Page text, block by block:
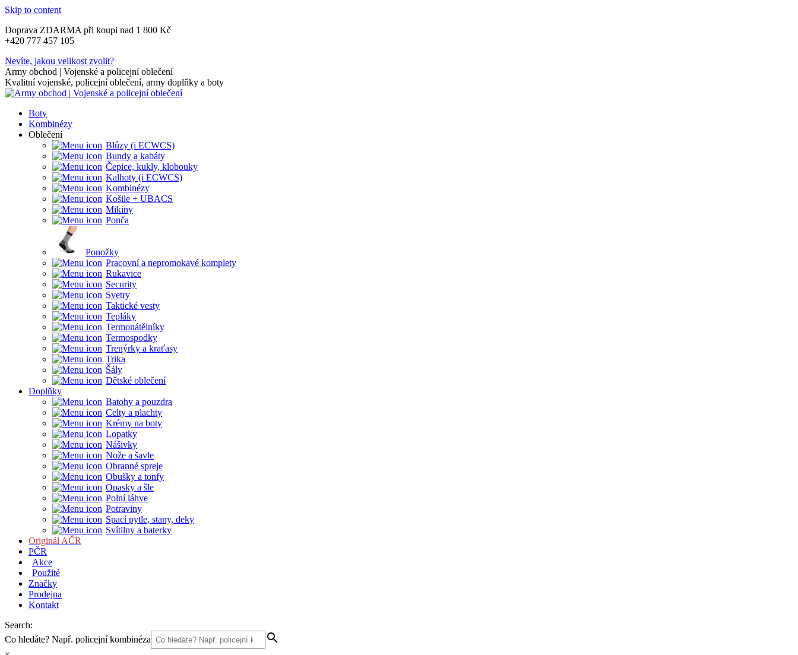
Skip to content
Doprava ZDARMA při koupi nad 1 800 Kč
+420 777 457 105
Nevíte, jakou velikost zvolit?
Army obchod | Vojenské a policejní oblečení
Kvalitní vojenské, policejní oblečení, army doplňky a boty
Boty
Kombinézy
Oblečení
Blůzy (i ECWCS)
Bundy a kabáty
Čepice, kukly, klobouky
Kalhoty (i ECWCS)
Kombinézy
Košile + UBACS
Mikiny
Ponča
Ponožky
Pracovní a nepromokavé komplety
Rukavice
Security
Svetry
Taktické vesty
Tepláky
Termonátělníky
Termospodky
Trenýrky a kraťasy
Trika
Šály
Dětské oblečení
Doplňky
Batohy a pouzdra
Celty a plachty
Krémy na boty
Lopatky
Nášivky
Nože a šavle
Obranné spreje
Obušky a tonfy
Opasky a šle
Polní láhve
Potraviny
Spací pytle, stany, deky
Svítilny a baterky
Originál AČR
PČR
Akce
Použité
Značky
Prodejna
Kontakt
Search:
Co hledáte? Např. policejní kombinéza